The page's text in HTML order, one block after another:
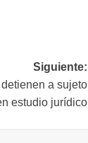
Siguiente:
a sujeto
estudio jurídico